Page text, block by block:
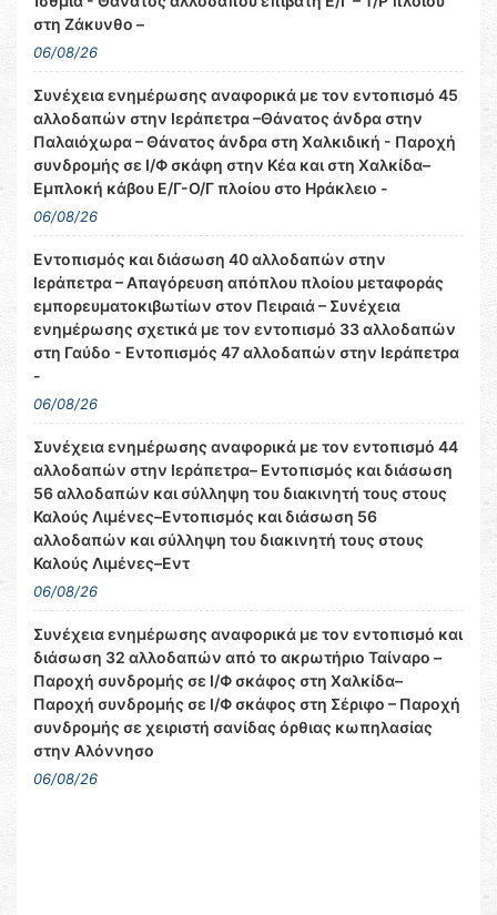
στη Ζάκυνθο –
06/08/26
Συνέχεια ενημέρωσης αναφορικά με τον εντοπισμό 45
αλλοδαπών στην Ιεράπετρα –Θάνατος άνδρα στην
Παλαιόχωρα – Θάνατος άνδρα στη Χαλκιδική - Παροχή
συνδρομής σε Ι/Φ σκάφη στην Κέα και στη Χαλκίδα–
Εμπλοκή κάβου Ε/Γ-Ο/Γ πλοίου στο Ηράκλειο -
06/08/26
Εντοπισμός και διάσωση 40 αλλοδαπών στην
Ιεράπετρα – Απαγόρευση απόπλου πλοίου μεταφοράς
εμπορευματοκιβωτίων στον Πειραιά – Συνέχεια
ενημέρωσης σχετικά με τον εντοπισμό 33 αλλοδαπών
στη Γαύδο - Εντοπισμός 47 αλλοδαπών στην Ιεράπετρα
-
06/08/26
Συνέχεια ενημέρωσης αναφορικά με τον εντοπισμό 44
αλλοδαπών στην Ιεράπετρα– Εντοπισμός και διάσωση
56 αλλοδαπών και σύλληψη του διακινητή τους στους
Καλούς Λιμένες–Εντοπισμός και διάσωση 56
αλλοδαπών και σύλληψη του διακινητή τους στους
Καλούς Λιμένες–Εντ
06/08/26
Συνέχεια ενημέρωσης αναφορικά με τον εντοπισμό και
διάσωση 32 αλλοδαπών από το ακρωτήριο Ταίναρο –
Παροχή συνδρομής σε Ι/Φ σκάφος στη Χαλκίδα–
Παροχή συνδρομής σε Ι/Φ σκάφος στη Σέριφο – Παροχή
συνδρομής σε χειριστή σανίδας όρθιας κωπηλασίας
στην Αλόννησο
06/08/26